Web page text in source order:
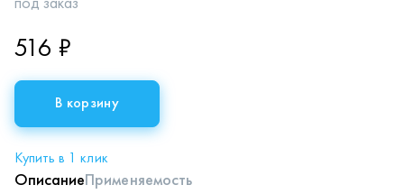
516 ₽
В корзину
Купить в 1 клик
ОписаниеПрименяемость